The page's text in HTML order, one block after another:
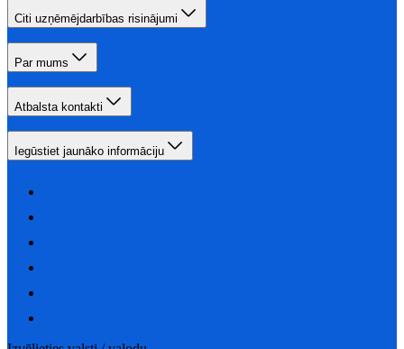
Citi uzņēmējdarbības risinājumi
Par mums
Atbalsta kontakti
Iegūstiet jaunāko informāciju